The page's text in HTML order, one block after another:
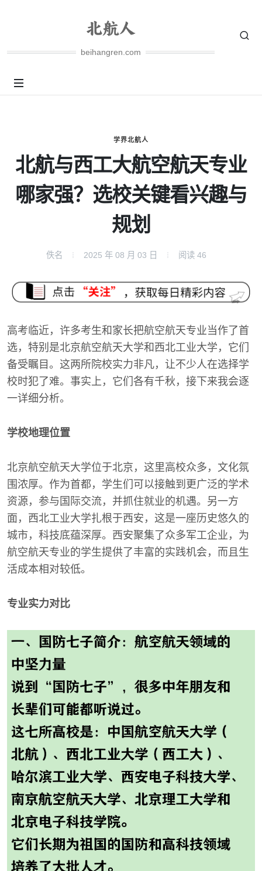
beihangren.com
学界北航人
北航与西工大航空航天专业
哪家强？选校关键看兴趣与
规划
佚名 2025 年 08 月 03 日 阅读 46
高考临近，许多考生和家长把航空航天专业当作了首
选，特别是北京航空航天大学和西北工业大学，它们
备受瞩目。这两所院校实力非凡，让不少人在选择学
校时犯了难。事实上，它们各有千秋，接下来我会逐
一详细分析。
学校地理位置
北京航空航天大学位于北京，这里高校众多，文化氛
围浓厚。作为首都，学生们可以接触到更广泛的学术
资源，参与国际交流，并抓住就业的机遇。另一方
面，西北工业大学扎根于西安，这是一座历史悠久的
城市，科技底蕴深厚。西安聚集了众多军工企业，为
航空航天专业的学生提供了丰富的实践机会，而且生
活成本相对较低。
专业实力对比